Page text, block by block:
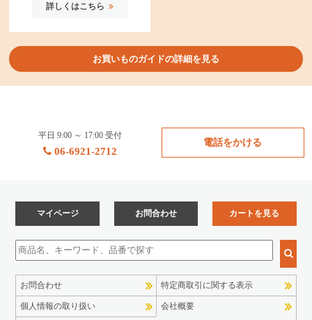
詳しくはこちら
お買いものガイドの詳細を見る
平日 9:00 ～ 17:00 受付
06-6921-2712
電話をかける
マイページ お問合わせ カートを見る
お問合わせ 特定商取引に関する表示
個人情報の取り扱い 会社概要